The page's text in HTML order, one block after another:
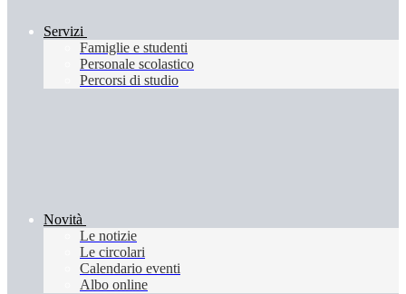
Servizi
Famiglie e studenti
Personale scolastico
Percorsi di studio
Novità
Le notizie
Le circolari
Calendario eventi
Albo online